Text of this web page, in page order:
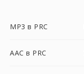
MP3 в PRC
AAC в PRC